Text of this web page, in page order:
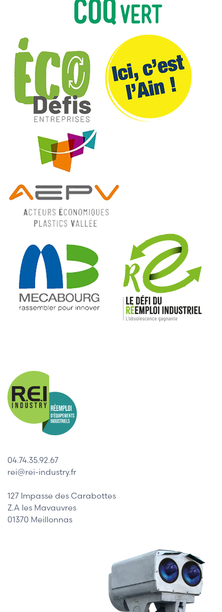
04.74.35.92.67
rei@rei-industry.fr
127 Impasse des Carabottes
Z.A les Mavauvres
01370 Meillonnas